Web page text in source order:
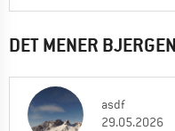
DET MENER
asdf
29.05.2026